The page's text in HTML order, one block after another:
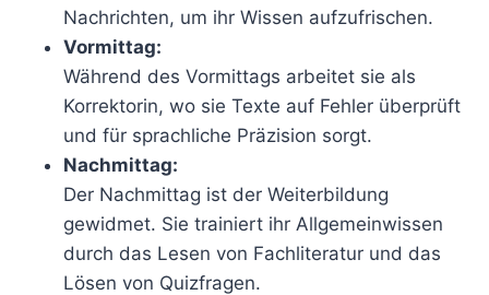
Nachrichten, um ihr Wissen aufzufrischen.
Vormittag:
Während des Vormittags arbeitet sie als
Korrektorin, wo sie Texte auf Fehler überprüft
und für sprachliche Präzision sorgt.
Nachmittag:
Der Nachmittag ist der Weiterbildung
gewidmet. Sie trainiert ihr Allgemeinwissen
durch das Lesen von Fachliteratur und das
Lösen von Quizfragen.